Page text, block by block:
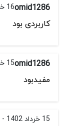
omid128616 خرداد 1402 - 12:55
کاربردی بود
omid128615 خرداد 1402 - 11:54
مفیدبود
15 خرداد 1402 - 00:33